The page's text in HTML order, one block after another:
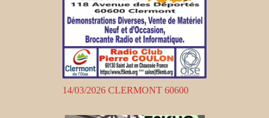
14/03/2026 CLERMONT 60600